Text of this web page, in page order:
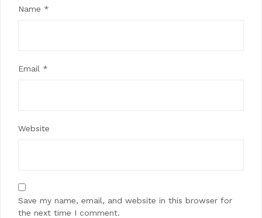
Name *
Email *
Website
Save my name, email, and website in this browser for
the next time I comment.